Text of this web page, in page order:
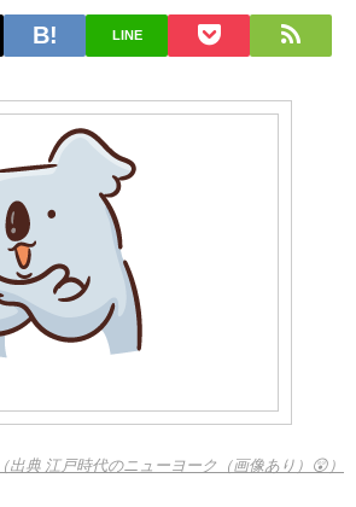
LINE
（出典 江戸時代のニューヨーク（画像あり）😲）